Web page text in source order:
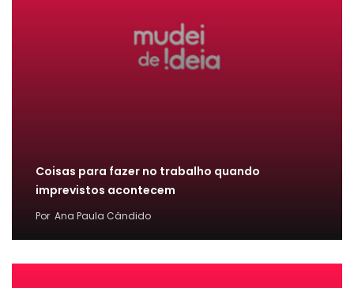
Coisas para fazer no trabalho quando
imprevistos acontecem
Por Ana Paula Cândido